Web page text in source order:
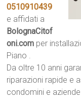
0510910439
e affidati a
BolognaCitof
oni.com per
Piano .
Da oltre 10 anni
riparazioni rapide e
condomini e